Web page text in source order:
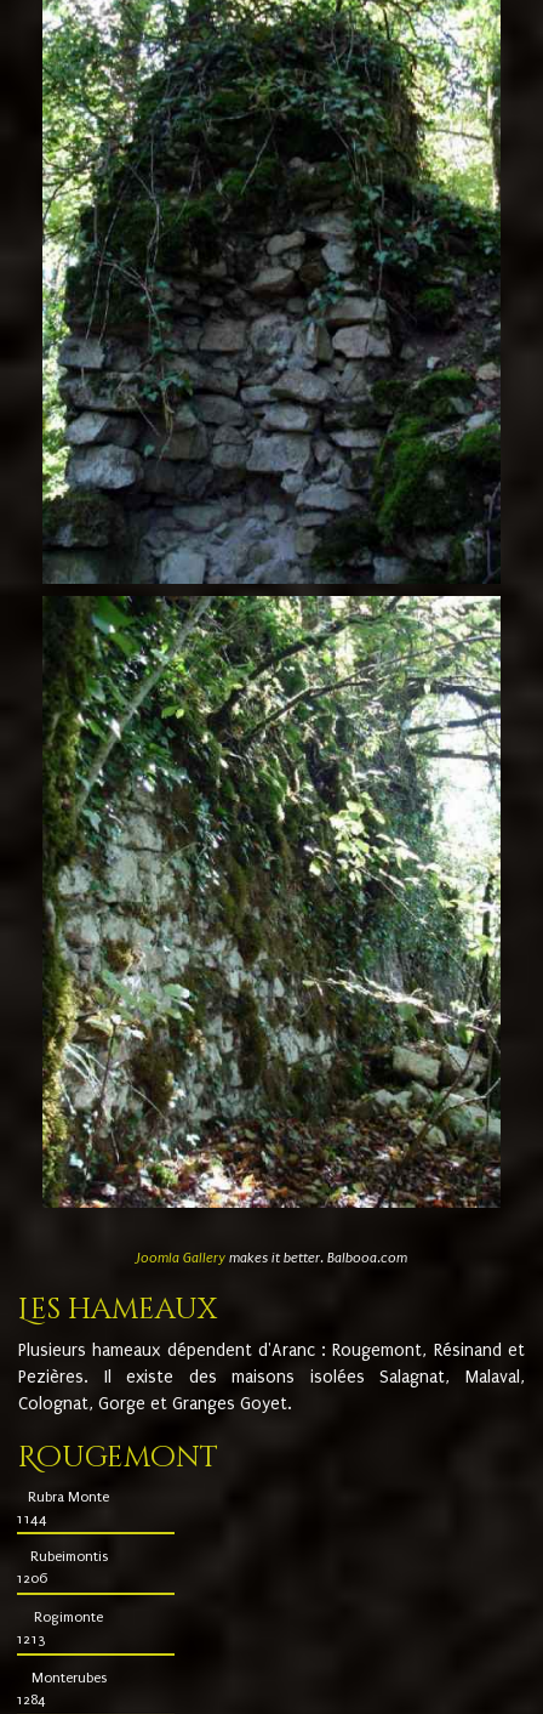
Joomla Gallerymakes it better. Balbooa.com
Les hameaux
Plusieurs hameaux dépendent d'Aranc : Rougemont, Résinand et
Pezières. Il existe des maisons isolées Salagnat, Malaval,
Colognat, Gorge et Granges Goyet.
Rougemont
Rubra Monte
1144
Rubeimontis
1206
Rogimonte
1213
Monterubes
1284